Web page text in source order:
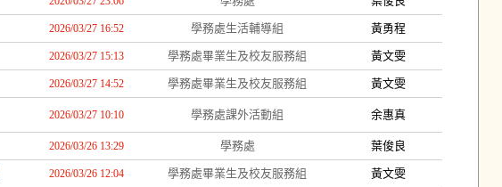
2026/03/27 16:52 學務處生活輔導組 黃勇程
2026/03/27 15:13 學務處畢業生及校友服務組 黃文雯
2026/03/27 14:52 學務處畢業生及校友服務組 黃文雯
2026/03/27 10:10 學務處課外活動組 余惠真
2026/03/26 13:29 學務處 葉俊良
2026/03/26 12:04 學務處畢業生及校友服務組 黃文雯